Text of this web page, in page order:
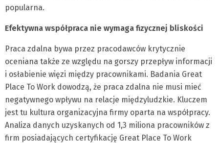
popularna.
Efektywna współpraca nie wymaga fizycznej bliskości
Praca zdalna bywa przez pracodawców krytycznie
oceniana także ze względu na gorszy przepływ informacji
i osłabienie więzi między pracownikami. Badania Great
Place To Work dowodzą, że praca zdalna nie musi mieć
negatywnego wpływu na relacje międzyludzkie. Kluczem
jest tu kultura organizacyjna firmy oparta na współpracy.
Analiza danych uzyskanych od 1,3 miliona pracowników z
firm posiadających certyfikację Great Place To Work